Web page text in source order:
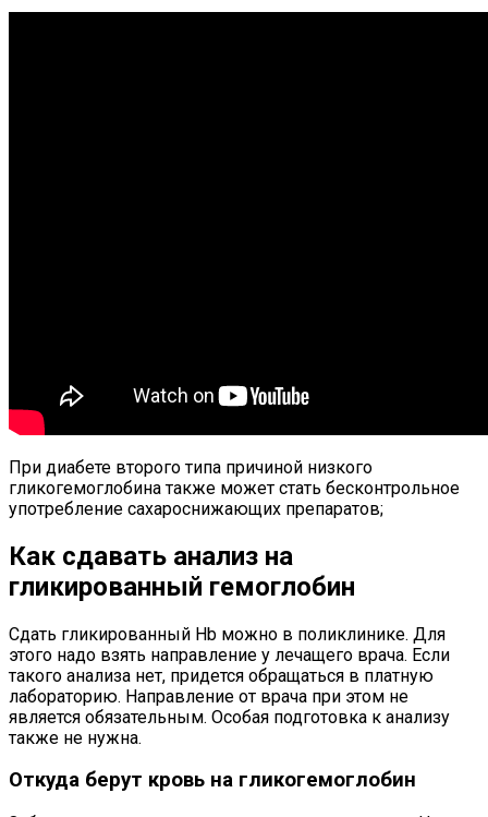
При диабете второго типа причиной низкого
гликогемоглобина также может стать бесконтрольное
употребление сахароснижающих препаратов;
Как сдавать анализ на
гликированный гемоглобин
Сдать гликированный Hb можно в поликлинике. Для
этого надо взять направление у лечащего врача. Если
такого анализа нет, придется обращаться в платную
лабораторию. Направление от врача при этом не
является обязательным. Особая подготовка к анализу
также не нужна.
Откуда берут кровь на гликогемоглобин